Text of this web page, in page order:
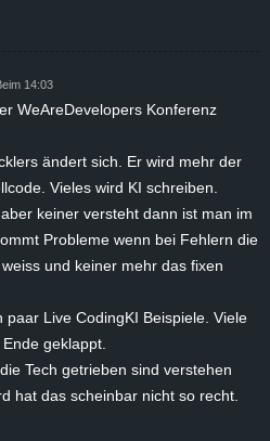
14:03
WeAreDevelopers Konferenz
ändert sich. Er wird mehr der
Vieles wird KI schreiben.
keiner versteht dann ist man im
Probleme wenn bei Fehlern die
und keiner mehr das fixen
paar Live CodingKI Beispiele. Viele
geklappt.
Tech getrieben sind verstehen
hat das scheinbar nicht so recht.